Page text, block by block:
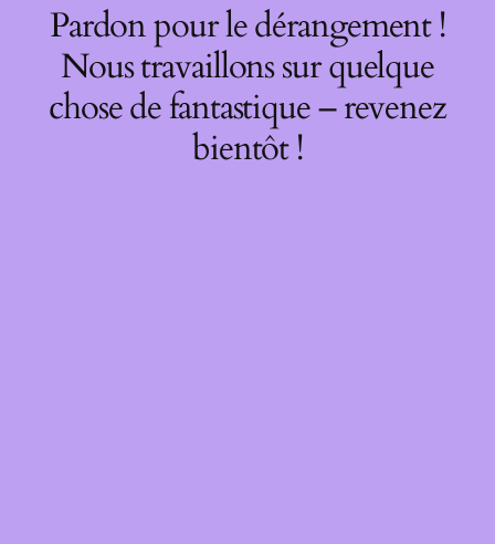
Pardon pour le dérangement !
Nous travaillons sur quelque
chose de fantastique – revenez
bientôt !